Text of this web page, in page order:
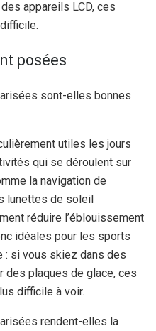
appareils LCD, ces
posées
sont-elles bonnes
utiles les jours
qui se déroulent sur
la navigation de
lunettes de soleil
réduire l’éblouissement
idéales pour les sports
: si vous skiez dans des
des plaques de glace, ces
difficile à voir.
rendent-elles la